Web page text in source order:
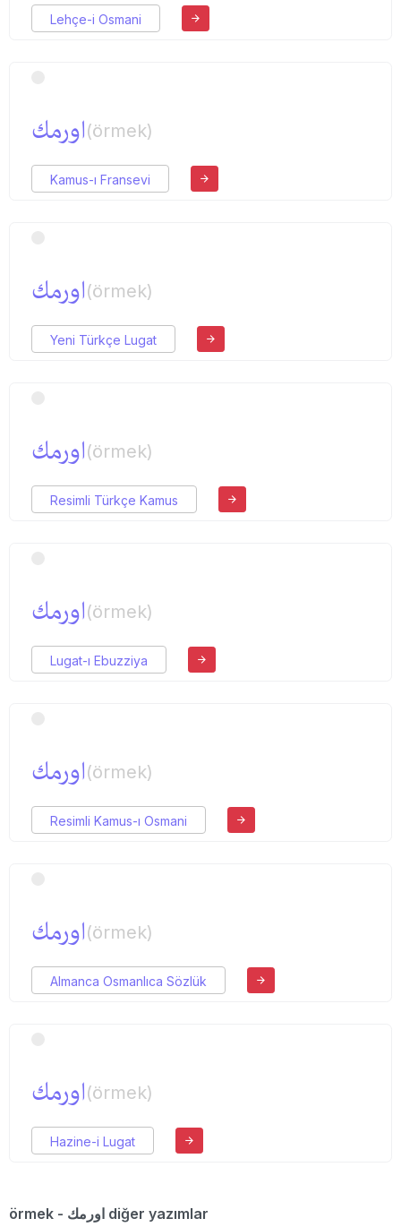
Lehçe-i Osmani
اورمك(örmek)
Kamus-ı Fransevi
اورمك(örmek)
Yeni Türkçe Lugat
اورمك(örmek)
Resimli Türkçe Kamus
اورمك(örmek)
Lugat-ı Ebuzziya
اورمك(örmek)
Resimli Kamus-ı Osmani
اورمك(örmek)
Almanca Osmanlıca Sözlük
اورمك(örmek)
Hazine-i Lugat
örmek - اورمك diğer yazımlar